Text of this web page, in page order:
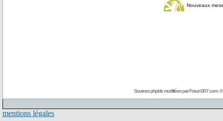
Nouveaux
Sources phpbb modifiées parForum307.com, ©
mentions légales